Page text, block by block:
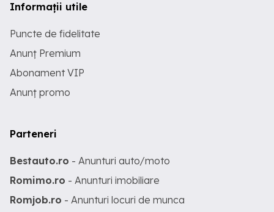
Informații utile
Puncte de fidelitate
Anunț Premium
Abonament VIP
Anunț promo
Parteneri
Bestauto.ro - Anunturi auto/moto
Romimo.ro - Anunturi imobiliare
Romjob.ro - Anunturi locuri de munca